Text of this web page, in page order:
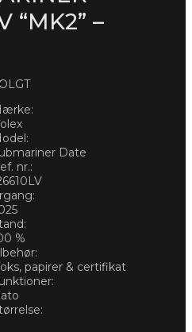
“MK2” –
Date
nr.:
%
papirer & certifikat